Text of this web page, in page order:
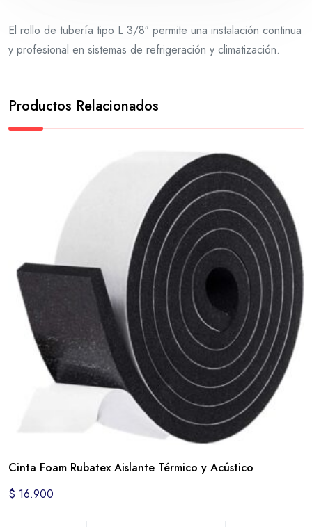
El rollo de tubería tipo L 3/8″ permite una instalación continua
y profesional en sistemas de refrigeración y climatización.
Productos Relacionados
Cinta Foam Rubatex Aislante Térmico y Acústico
$ 16.900